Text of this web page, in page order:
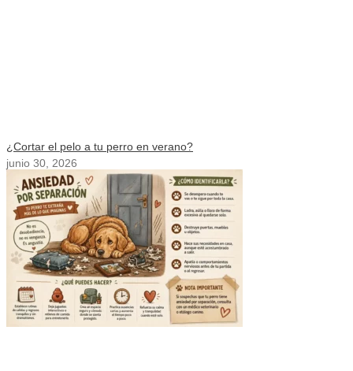
¿Cortar el pelo a tu perro en verano?
junio 30, 2026